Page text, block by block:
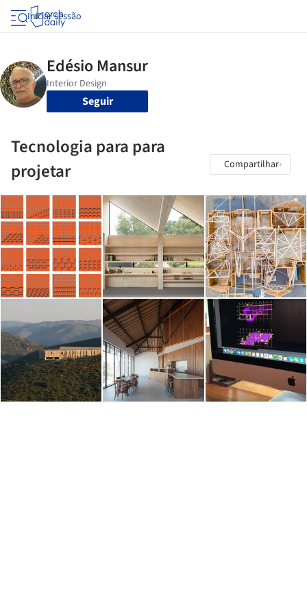
Iniciar sessão
Seguir
Tecnologia para para
projetar
Compartilhar